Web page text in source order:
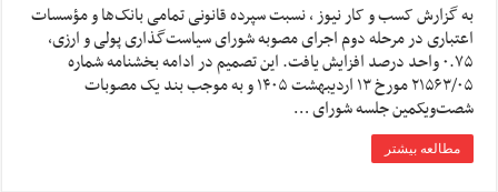
به گزارش کسب و کار نیوز ، نسبت سپرده قانونی تمامی بانک‌ها و مؤسسات
اعتباری در مرحله دوم اجرای مصوبه شورای سیاست‌گذاری پولی و ارزی،
۰.۷۵ واحد درصد افزایش یافت. این تصمیم در ادامه بخشنامه شماره
۲۱۵۶۳/۰۵ مورخ ۱۳ اردیبهشت ۱۴۰۵ و به موجب بند یک مصوبات
شصت‌ویکمین جلسه شورای …
مطالعه بیشتر